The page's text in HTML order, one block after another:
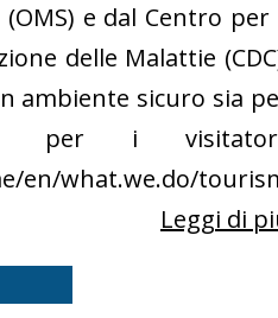
e dal Centro per
delle Malattie
ambiente sicuro sia
per i
en/what.we.do/
Leggi di